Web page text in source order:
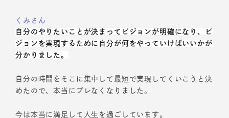
くみさん
自分のやりたいことが決まってビジョンが明確になり、ビ
ジョンを実現するために自分が何をやっていけばいいかが
分かりました。
自分の時間をそこに集中して最短で実現してくいこうと決
めたので、本当にブレなくなりました。
今は本当に満足して人生を過ごしています。